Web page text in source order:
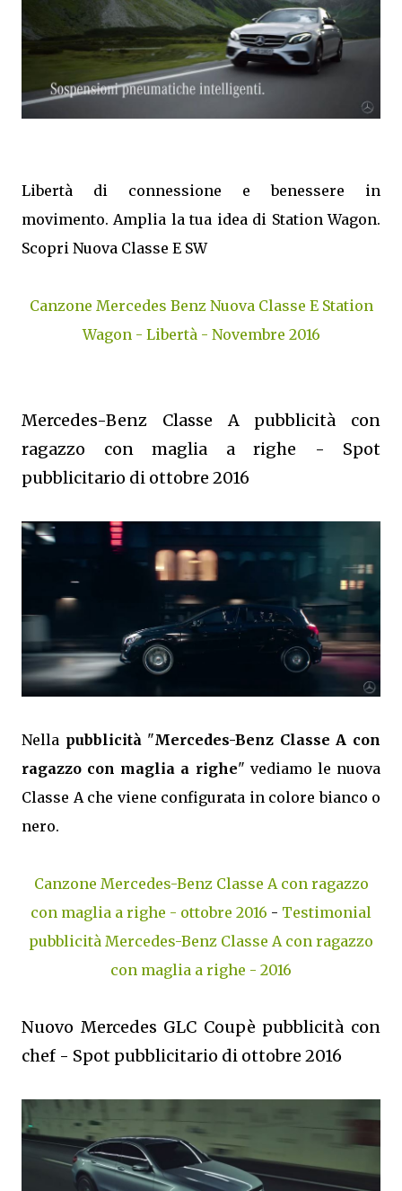
Libertà di connessione e benessere in
movimento. Amplia la tua idea di Station Wagon.
Scopri Nuova Classe E SW
Canzone Mercedes Benz Nuova Classe E Station
Wagon - Libertà - Novembre 2016
Mercedes-Benz Classe A pubblicità con
ragazzo con maglia a righe - Spot
pubblicitario di ottobre 2016
Nella pubblicità"Mercedes-Benz Classe A con
ragazzo con maglia a righe" vediamo le nuova
Classe A che viene configurata in colore bianco o
nero.
Canzone Mercedes-Benz Classe A con ragazzo
con maglia a righe - ottobre 2016 - Testimonial
pubblicità Mercedes-Benz Classe A con ragazzo
con maglia a righe - 2016
Nuovo Mercedes GLC Coupè pubblicità con
chef - Spot pubblicitario di ottobre 2016